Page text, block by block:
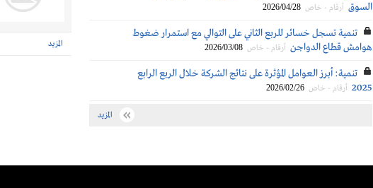
السوق أرقام - خاص 2026/04/28
تنمية تسجل خسائر للربع الثاني على التوالي مع استمرار ضغوط
هوامش قطاع الدواجن أرقام - خاص 2026/03/08
تنمية: أبرز العوامل المؤثرة على نتائج الشركة خلال الربع الرابع
2025 أرقام - خاص 2026/02/26
المزيد
المزيد